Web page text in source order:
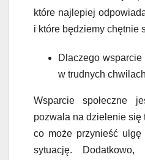
które najlepiej
i które będziemy chętnie
Dlaczego wsparcie
w trudnych
Wsparcie społeczne
pozwala na dzielenie się
co może przynieść
sytuację.